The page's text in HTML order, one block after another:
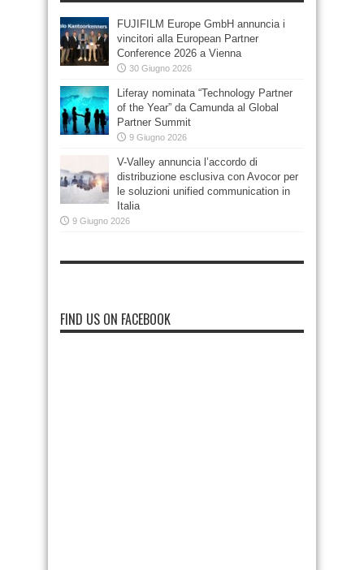
FUJIFILM Europe GmbH annuncia i
vincitori alla European Partner
Conference 2026 a Vienna
30 Giugno 2026
Liferay nominata “Technology Partner
of the Year” da Camunda al Global
Partner Summit
9 Giugno 2026
V-Valley annuncia l’accordo di
distribuzione esclusiva con Avocor per
le soluzioni unified communication in
Italia
9 Giugno 2026
FIND US ON FACEBOOK